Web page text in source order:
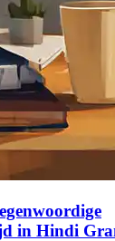
in Hindi